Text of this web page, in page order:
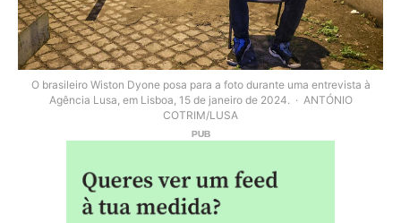
O brasileiro Wiston Dyone posa para a foto durante uma entrevista à
Agência Lusa, em Lisboa, 15 de janeiro de 2024.
ANTÓNIO
COTRIM/LUSA